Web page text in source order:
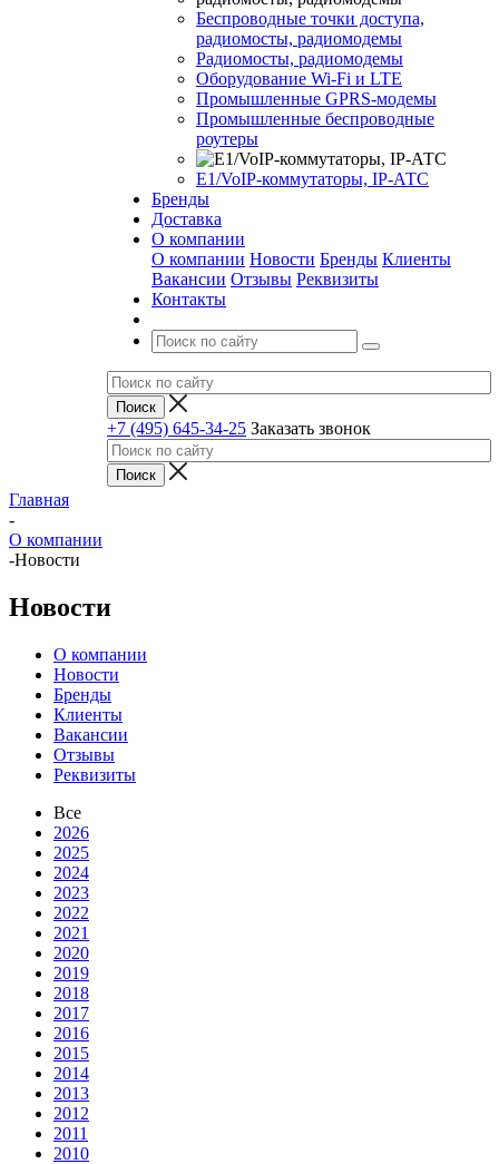
Беспроводные точки доступа,
радиомосты, радиомодемы
Радиомосты, радиомодемы
Оборудование Wi-Fi и LTE
Промышленные GPRS-модемы
Промышленные беспроводные
роутеры
Е1/VoIP-коммутаторы, IP-АТС
Бренды
Доставка
О компании
О компании Новости Бренды Клиенты
Вакансии Отзывы Реквизиты
Контакты
+7 (495) 645-34-25 Заказать звонок
Главная
-
О компании
-Новости
Новости
О компании
Новости
Бренды
Клиенты
Вакансии
Отзывы
Реквизиты
Все
2026
2025
2024
2023
2022
2021
2020
2019
2018
2017
2016
2015
2014
2013
2012
2011
2010